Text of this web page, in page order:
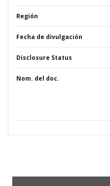
Región
Fecha de divulgación
Disclosure Status
Nom. del doc.